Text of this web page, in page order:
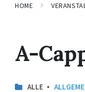
HOME
A-
ALLE